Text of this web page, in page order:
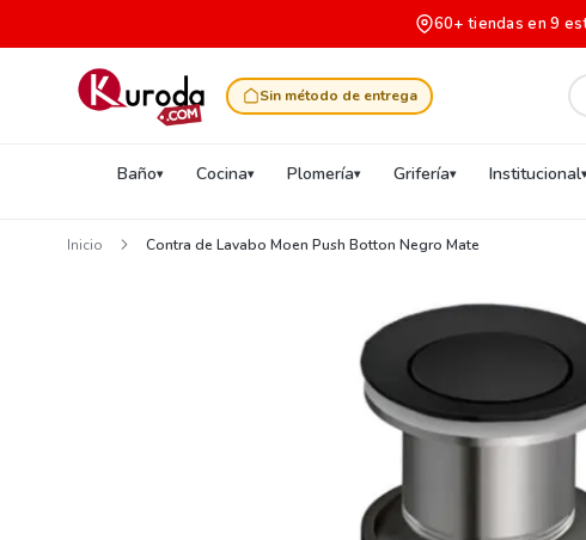
60+ tiendas en 9
Sin método de entrega
Baño Cocina Plomería Grifería Institucional
Inicio Contra de Lavabo Moen Push Botton Negro Mate